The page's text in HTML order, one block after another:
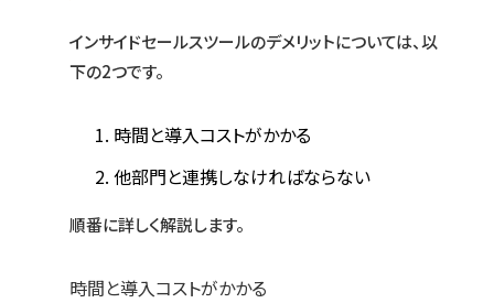
インサイドセールスツールのデメリットについては、以
下の2つです。
時間と導入コストがかかる
他部門と連携しなければならない
順番に詳しく解説します。
時間と導入コストがかかる